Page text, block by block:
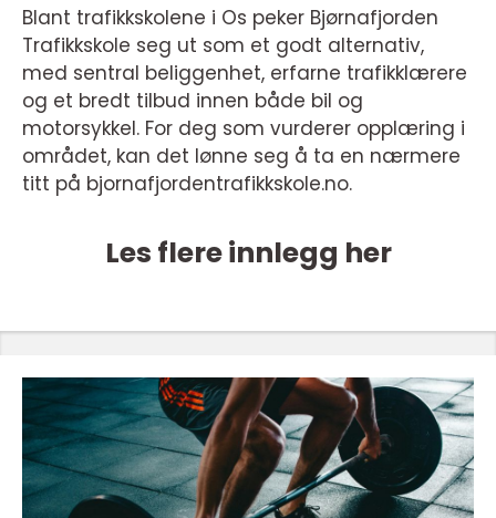
Blant trafikkskolene i Os peker Bjørnafjorden
Trafikkskole seg ut som et godt alternativ,
med sentral beliggenhet, erfarne trafikklærere
og et bredt tilbud innen både bil og
motorsykkel. For deg som vurderer opplæring i
området, kan det lønne seg å ta en nærmere
titt på bjornafjordentrafikkskole.no.
Les flere innlegg her